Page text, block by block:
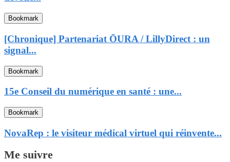
Bookmark
[Chronique] Partenariat ŌURA / LillyDirect : un
signal...
Bookmark
15e Conseil du numérique en santé : une...
Bookmark
NovaRep : le visiteur médical virtuel qui réinvente...
Me suivre